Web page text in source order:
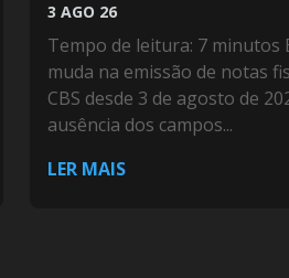
3 AGO 26
Tempo de leitura: 7 minutos
muda na emissão de notas
CBS desde 3 de agosto de
ausência dos campos...
LER MAIS